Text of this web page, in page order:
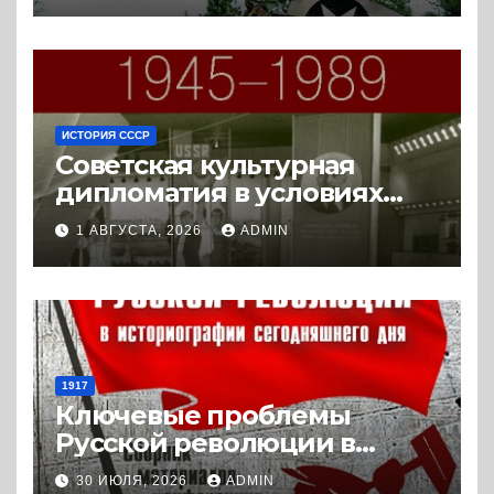
ИСТОРИЯ СССР
Советская культурная
дипломатия в условиях
Холодной войны. 1945-1989.
(2018) * Книга
1 АВГУСТА, 2026 ADMIN
1917
Ключевые проблемы
Русской революции в
историографии
30 ИЮЛЯ, 2026 ADMIN